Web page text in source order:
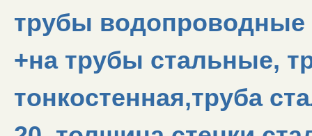
трубы водопроводные
+на трубы стальные,
тонкостенная,труба